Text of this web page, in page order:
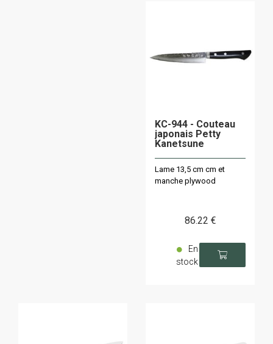
KC-944 - Couteau
japonais Petty
Kanetsune
Lame 13,5 cm cm et
manche plywood
86.22 €
En
stock